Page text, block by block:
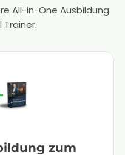
All-in-One Ausbildung
Trainer.
zum